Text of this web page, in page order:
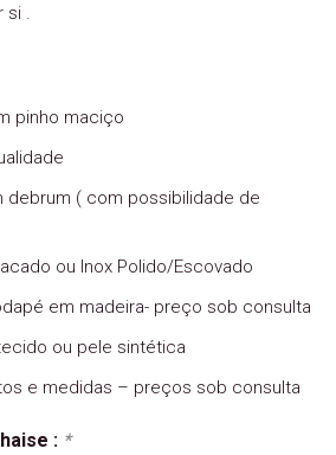
si .
pinho maciço
debrum ( com possibilidade de
ou Inox Polido/Escovado
em madeira- preço sob consulta
ou pele sintética
e medidas – preços sob consulta
: *